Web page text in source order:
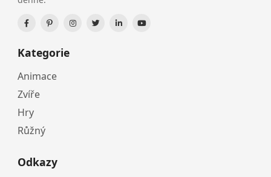
Kategorie
Animace
Zvíře
Hry
Růžný
Odkazy